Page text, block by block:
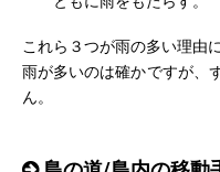
これら３つが雨の多い理由
雨が多いのは確かですが、
ん。